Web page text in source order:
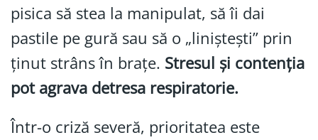
pisica să stea la manipulat, să îi dai
pastile pe gură sau să o „liniștești” prin
ținut strâns în brațe. Stresul și contenția
pot agrava detresa respiratorie.
Într-o criză severă, prioritatea este